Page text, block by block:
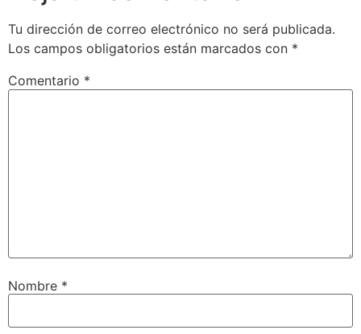
Tu dirección de correo electrónico no será publicada.
Los campos obligatorios están marcados con *
Comentario *
Nombre *